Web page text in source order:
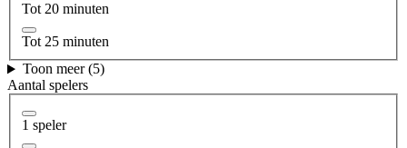
Tot 20 minuten
Tot 25 minuten
Toon meer (5)
Aantal spelers
1 speler